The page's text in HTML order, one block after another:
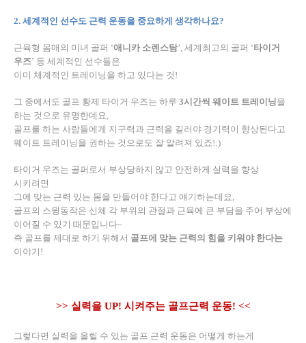
2. 세계적인 선수도 근력 운동을 중요하게 생각하나요?
근육형 몸매의 미녀 골퍼 ‘애니카 소렌스탐’, 세계최고의 골퍼 ‘타이거
우즈’ 등 세계적인 선수들은
이미 체계적인 트레이닝을 하고 있다는 것 !
그 중에서도 골프 황제 타이거 우즈는 하루 3시간씩 웨이트 트레이닝을
하는 것으로 유명한데요
골프를 하는 사람들에게 지구력과 근력을 길러야 경기력이 향상된다고
웨이트 트레이닝을 권하는 것으로도 잘 알려져 있죠!:)
타이거 우즈는 골퍼로서 부상당하지 않고 안전하게 실력을 향상
시키려면
그에 맞는 근력 있는 몸을 만들어야 한다고 얘기하는데요
골프의 스윙동작은 신체 각 부위의 관절과 근육에 큰 부담을 주어 부상에
이어질 수 있기 때문입니다~
즉 골프를 제대로 하기 위해서 골프에 맞는 근력의 힘을 키워야 한다는
이야기 !
>> 실력을UP! 시켜주는 골프근력 운동! <<
그렇다면 실력을 올릴 수 있는 골프 근력 운동은 어떻게 하는게